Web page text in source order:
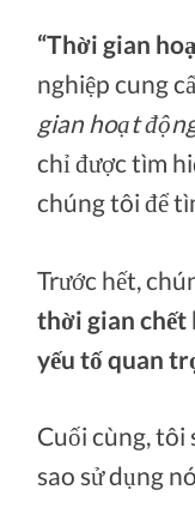
“Thời gian
nghiệp cung
gian hoạt
chỉ được tìm
chúng tôi để
Trước hết,
thời gian chết
yếu tố quan
Cuối cùng, tôi
sao sử dụng